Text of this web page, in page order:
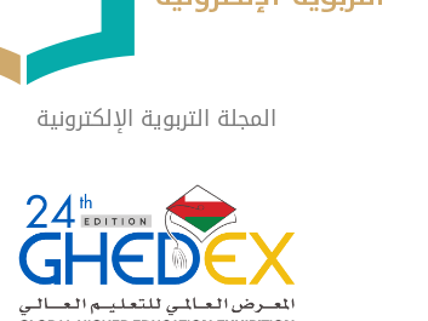
المجلة التربوية الإلكترونية